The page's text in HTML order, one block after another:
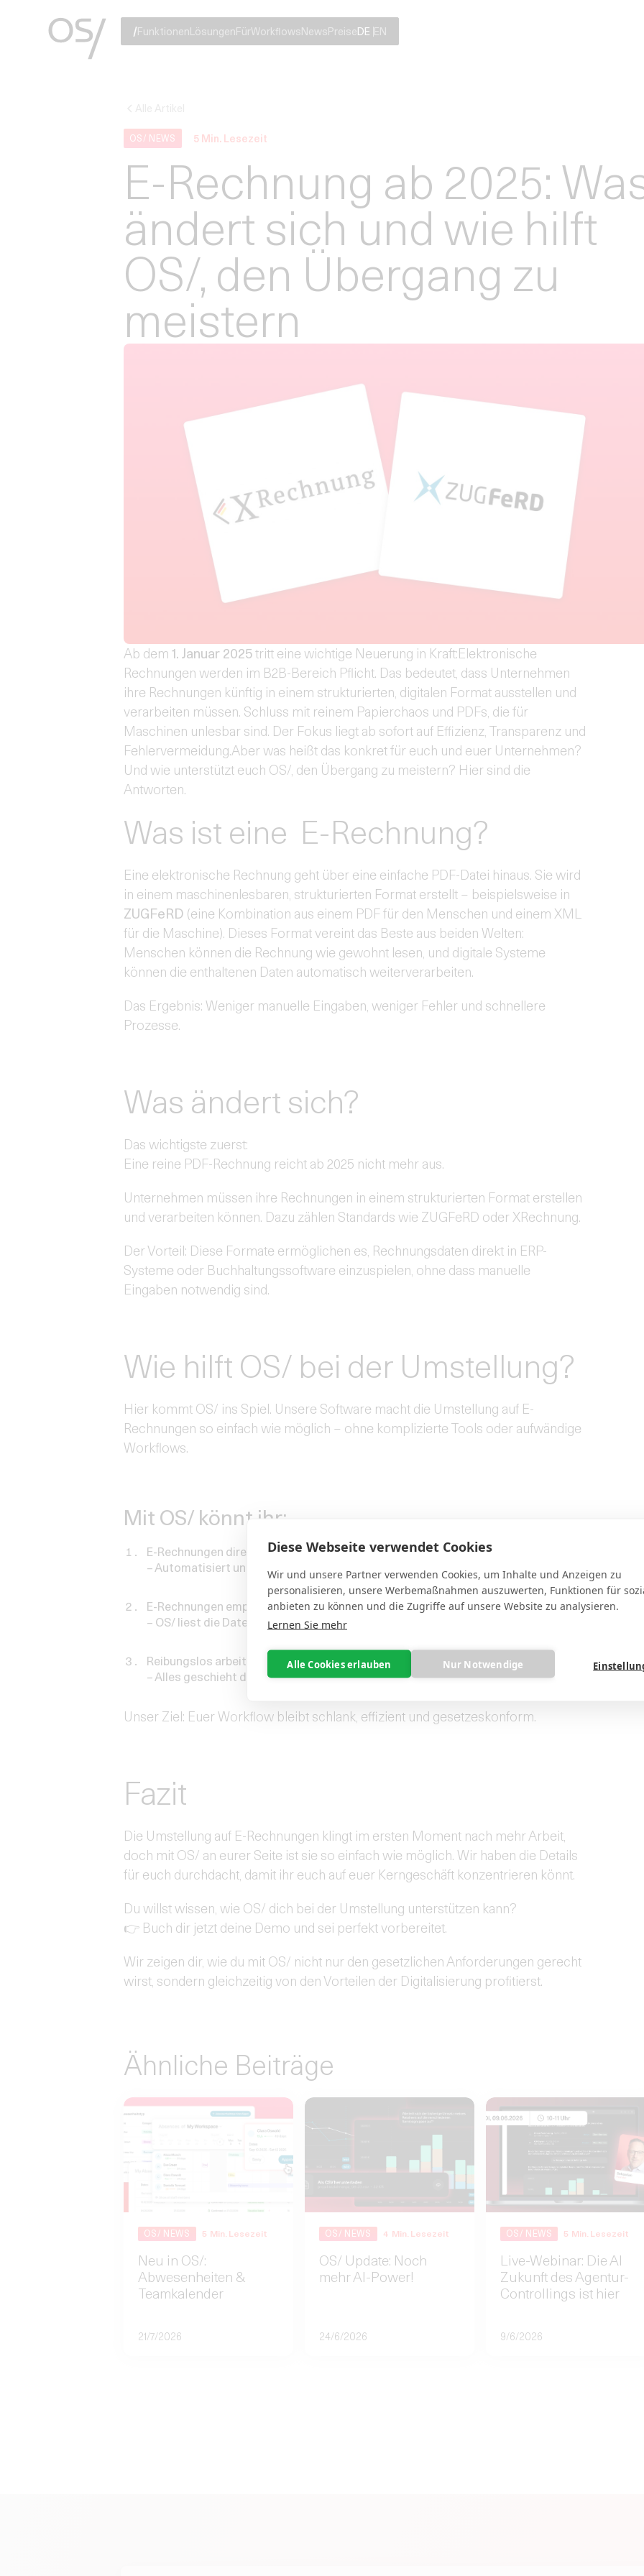
Diese Webseite verwendet Cookies
Wir und unsere Partner verwenden Cookies, um Inhalte und Anzeigen zu
personalisieren, unsere Werbemaßnahmen auszuwerten, Funktionen für
anbieten zu können und die Zugriffe auf unsere Website zu analysieren.
Lernen Sie mehr
Alle Cookies erlauben Nur Notwendige
FunktionenLösungenFürWorkflowsNewsPreiseDE EN
OS/ NEWS 5Min. Lesezeit
E-Rechnung ab 2025:
ändert sich und wie hilft
OS/, den Übergang zu
meistern
Ab dem 1. Januar 2025tritt eine wichtige Neuerung in Kraft:Elektronische
Rechnungen werden im B2B-Bereich Pflicht. Das bedeutet, dass Unternehmen
ihre Rechnungen künftig in einem strukturierten, digitalen Format ausstellen und
verarbeiten müssen. Schluss mit reinem Papierchaos und PDFs, die für
Maschinen unlesbar sind. Der Fokus liegt ab sofort auf Effizienz, Transparenz und
Fehlervermeidung.Aber was heißt das konkret für euch und euer Unternehmen?
Und wie unterstützt euch OS/, den Übergang zu meistern? Hier sind die
Antworten.
Was ist eine E-Rechnung?
Eine elektronische Rechnung geht über eine einfache PDF-Datei hinaus. Sie wird
in einem maschinenlesbaren, strukturierten Format erstellt – beispielsweise in
ZUGFeRD (eine Kombination aus einem PDF für den Menschen und einem XML
für die Maschine). Dieses Format vereint das Beste aus beiden Welten:
Menschen können die Rechnung wie gewohnt lesen, und digitale Systeme
können die enthaltenen Daten automatisch weiterverarbeiten.
Das Ergebnis: Weniger manuelle Eingaben, weniger Fehler und schnellere
Prozesse.
Was ändert sich?
Das wichtigste zuerst:
Eine reine PDF-Rechnung reicht ab 2025 nicht mehr aus.
Unternehmen müssen ihre Rechnungen in einem strukturierten Format erstellen
und verarbeiten können. Dazu zählen Standards wie ZUGFeRD oder XRechnung.
Der Vorteil: Diese Formate ermöglichen es, Rechnungsdaten direkt in ERP-
Systeme oder Buchhaltungssoftware einzuspielen, ohne dass manuelle
Eingaben notwendig sind.
Wie hilft OS/ bei der Umstellung?
Hier kommt OS/ ins Spiel. Unsere Software macht die Umstellung auf E-
Rechnungen so einfach wie möglich – ohne komplizierte Tools oder aufwändige
Workflows.
Mit OS/ könnt ihr:
E-Rechnungen direkt erstellen und versenden
– Automatisiert und im richtigen Format (ZUGFeRD).
E-Rechnungen empfangen und verarbeiten
– OS/ liest die Daten automatisch aus und integriert sie in eure Finanzprozesse.
Reibungslos arbeiten, ohne zusätzliche Software
– Alles geschieht direkt in deiner OS/ Oberfläche.
Unser Ziel: Euer Workflow bleibt schlank, effizient und gesetzeskonform.
Fazit
Die Umstellung auf E-Rechnungen klingt im ersten Moment nach mehr Arbeit,
doch mit OS/ an eurer Seite ist sie so einfach wie möglich. Wir haben die Details
für euch durchdacht, damit ihr euch auf euer Kerngeschäft konzentrieren könnt.
Du willst wissen, wie OS/ dich bei der Umstellung unterstützen kann?
👉 Buch dir jetzt deine Demo und sei perfekt vorbereitet.
Wir zeigen dir, wie du mit OS/ nicht nur den gesetzlichen Anforderungen gerecht
wirst, sondern gleichzeitig von den Vorteilen der Digitalisierung profitierst.
Ähnliche Beiträge
OS/ NEWS 5 Min. Lesezeit
Neu in OS/:
Abwesenheiten &
Teamkalender
21/7/2026
OS/ NEWS 4 Min. Lesezeit
OS/ Update: Noch
mehr AI-Power!
24/6/2026
OS/ NEWS 5 Min. Lesezeit
Live-Webinar: Die AI
Zukunft des Agentur-
Controllings ist hier
9/6/2026